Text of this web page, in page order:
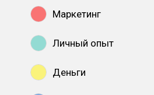
Маркетинг
Личный опыт
Деньги